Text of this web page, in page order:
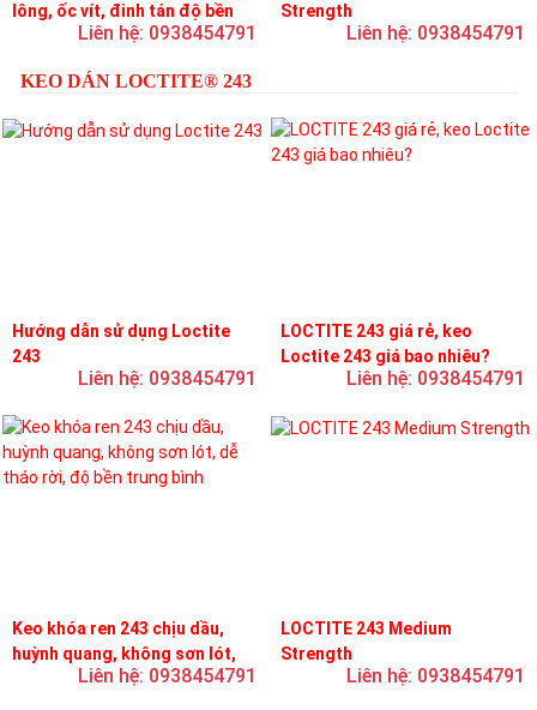
lông, ốc vít, đinh tán độ bền
trung bình, độ nhớt trung bình
Liên hệ: 0938454791
Strength
Liên hệ: 0938454791
KEO DÁN LOCTITE® 243
Hướng dẫn sử dụng Loctite
243
Liên hệ: 0938454791
LOCTITE 243 giá rẻ, keo
Loctite 243 giá bao nhiêu?
Liên hệ: 0938454791
Keo khóa ren 243 chịu dầu,
huỳnh quang, không sơn lót,
dễ tháo rời, độ bền trung bình
Liên hệ: 0938454791
LOCTITE 243 Medium
Strength
Liên hệ: 0938454791